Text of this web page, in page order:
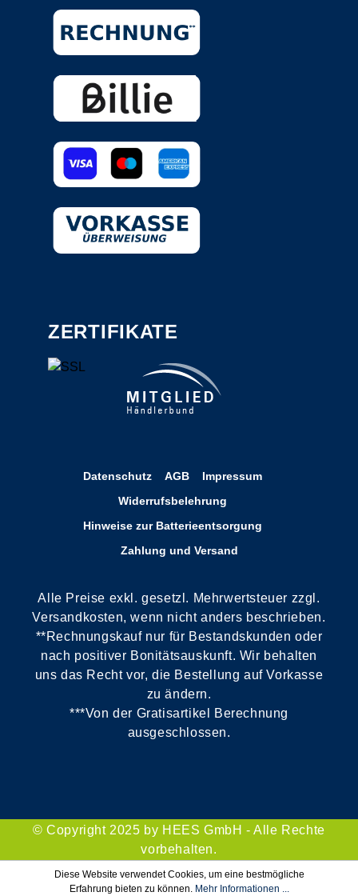
ZERTIFIKATE
Datenschutz AGB
Impressum
Widerrufsbelehrung
Hinweise zur Batterieentsorgung
Zahlung und Versand
Alle Preise exkl. gesetzl. Mehrwertsteuer zzgl.
Versandkosten, wenn nicht anders beschrieben.
**Rechnungskauf nur für Bestandskunden oder
nach positiver Bonitätsauskunft. Wir behalten
uns das Recht vor, die Bestellung auf Vorkasse
zu ändern.
***Von der Gratisartikel Berechnung
ausgeschlossen.
© Copyright 2025 by HEES GmbH - Alle Rechte
vorbehalten.
Diese Website verwendet Cookies, um eine bestmögliche
Erfahrung bieten zu können. Mehr Informationen ...